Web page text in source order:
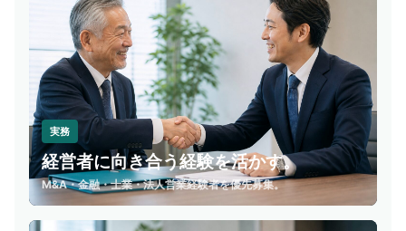
実務
経営者に向き合う経験を活かす。
M&A・金融・士業・法人営業経験者を優先募集。